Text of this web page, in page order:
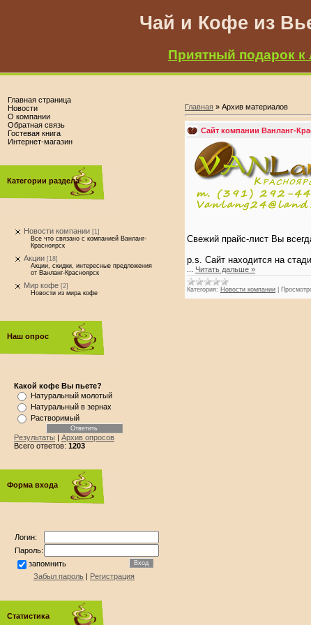
Чай и Кофе из
Приятный подарок
Главная страница
Новости
О компании
Обратная связь
Гостевая книга
Интернет-магазин
Категории раздела
Новости компании [1]
Все что связано с компанией Ванланг-
Красноярск
Акции [18]
Акции, скидки, интересные предложения
от Ванланг-Красноярск
Мир кофе [2]
Новости из мира кофе
Наш опрос
Какой кофе Вы пьете?
Натуральный молотый
Натуральный в зернах
Растворимый
Результаты | Архив опросов
Всего ответов: 1203
Форма входа
Логин:
Пароль:
запомнить
Забыл пароль | Регистрация
Статистика
Главная » Архив материалов
Сайт компании Ванланг-
Свежий прайс-лист Вы
p.s. Сайт находится на
Читать дальше »
Категория: Новости компании